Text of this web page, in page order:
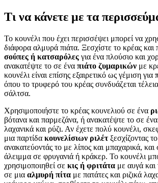
Τι να κάνετε με τα
Το κουνέλι που έχει περισσέψει μπορεί να
διάφορα αλμυρά πιάτα. Ξεσχίστε το κρέας και
σούπες ή κατσαρόλες για ένα πλούσιο και
ανακατέψτε το σε ένα πιάτο ζυμαρικών με
κουνέλι είναι επίσης εξαιρετικό ως γέμιση για
όπου το τρυφερό του κρέας συνδυάζεται
σάλτσα.
Χρησιμοποιήστε το κρέας κουνελιού σε ένα
βότανα και παρμεζάνα, ή ανακατέψτε το σε ένα
λαχανικά και ρύζι. Αν έχετε πολύ κουνέλι,
μια παρτίδα κουνελίσιων ριλέτξεσχίζοντας
ανακατεύοντάς το με λίπος και μπαχαρικά, και
άλειμμα σε φρυγανιά ή κράκερ. Το κουνέλι
χρησιμοποιηθεί σε κις ή φριτάτα με αυγά και
σε μια αλμυρή πίτα με πατάτες και ριζικά